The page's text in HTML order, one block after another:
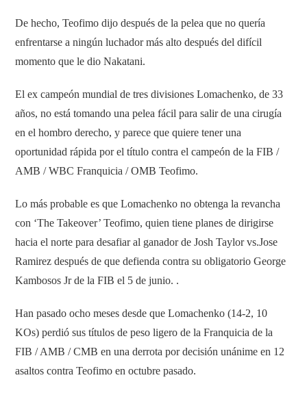
De hecho, Teofimo dijo después de la pelea que no quería
enfrentarse a ningún luchador más alto después del difícil
momento que le dio Nakatani.
El ex campeón mundial de tres divisiones Lomachenko, de 33
años, no está tomando una pelea fácil para salir de una cirugía
en el hombro derecho, y parece que quiere tener una
oportunidad rápida por el título contra el campeón de la FIB /
AMB / WBC Franquicia / OMB Teofimo.
Lo más probable es que Lomachenko no obtenga la revancha
con ‘The Takeover’ Teofimo, quien tiene planes de dirigirse
hacia el norte para desafiar al ganador de Josh Taylor vs.Jose
Ramirez después de que defienda contra su obligatorio George
Kambosos Jr de la FIB el 5 de junio. .
Han pasado ocho meses desde que Lomachenko (14-2, 10
KOs) perdió sus títulos de peso ligero de la Franquicia de la
FIB / AMB / CMB en una derrota por decisión unánime en 12
asaltos contra Teofimo en octubre pasado.